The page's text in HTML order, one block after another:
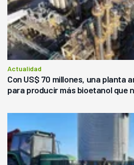
Actualidad
Con US$ 70 millones, una planta
para producir más bioetanol que